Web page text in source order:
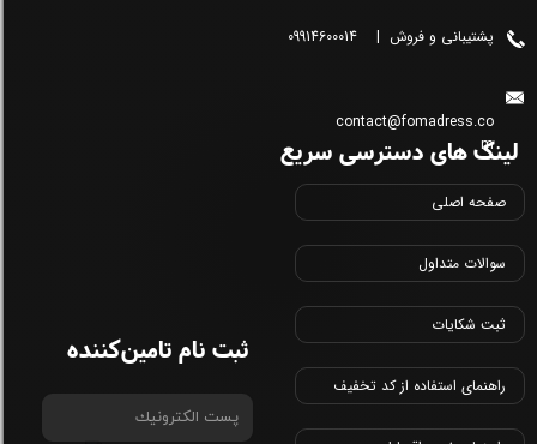
پشتیبانی و فروش | 09914600014
contact@fomadress.co
m
لینک های دسترسی سریع
صفحه اصلی
سوالات متداول
ثبت شکایات
راهنمای استفاده از کد تخفیف
ثبت نام تامین‌کننده